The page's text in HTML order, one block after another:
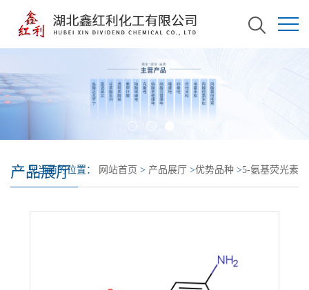
产品展厅
您当前的位置： 网站首页 > 产品展厅 >优势品种 >5-氨基荧光素